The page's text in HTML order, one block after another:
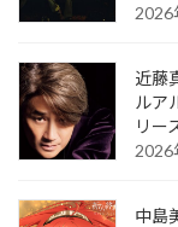
2026
近藤
ルア
リー
2026
中島